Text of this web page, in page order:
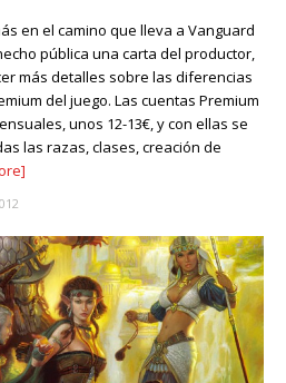
en el camino que lleva a Vanguard
pública una carta del productor,
más detalles sobre las diferencias
del juego. Las cuentas Premium
unos 12-13€, y con ellas se
las razas, clases, creación de